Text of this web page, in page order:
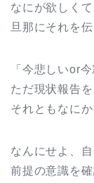
なにが欲しく
旦那にそれを
「今悲しいor
ただ現状報告
それともなに
なんにせよ、
前提の意識を